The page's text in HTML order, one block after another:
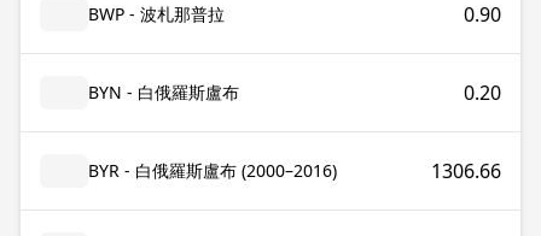
BWP - 波札那普拉 0.90
BYN - 白俄羅斯盧布 0.20
BYR - 白俄羅斯盧布 (2000–2016) 1306.66